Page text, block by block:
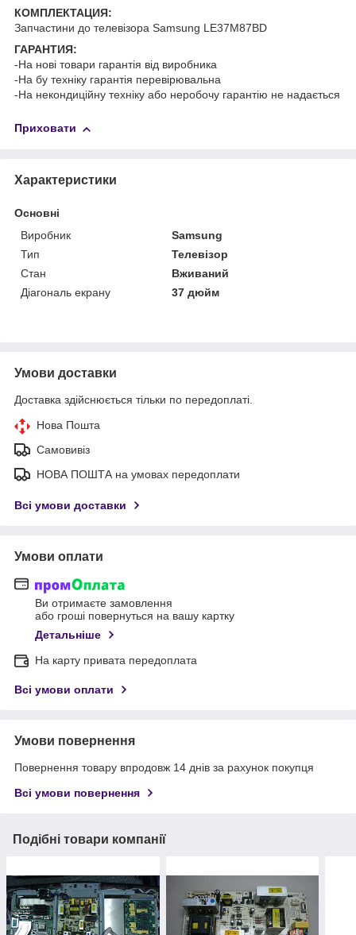
КОМПЛЕКТАЦИЯ:
Запчастини до телевізора Samsung LE37M87BD
ГАРАНТИЯ:
-На нові товари гарантія від виробника
-На бу техніку гарантія перевірювальна
-На некондиційну техніку або неробочу гарантію не надається
Приховати
Характеристики
Основні
Виробник
Samsung
Тип
Телевізор
Стан
Вживаний
Діагональ екрану
37 дюйм
Умови доставки
Доставка здійснюється тільки по передоплаті.
Нова Пошта
Самовивіз
НОВА ПОШТА на умовах передоплати
Всі умови доставки
Умови оплати
Ви отримаєте замовлення
або гроші повернуться на вашу картку
Детальніше
На карту привата передоплата
Всі умови оплати
Умови повернення
Повернення товару впродовж 14 днів за рахунок покупця
Всі умови повернення
Подібні товари компанії